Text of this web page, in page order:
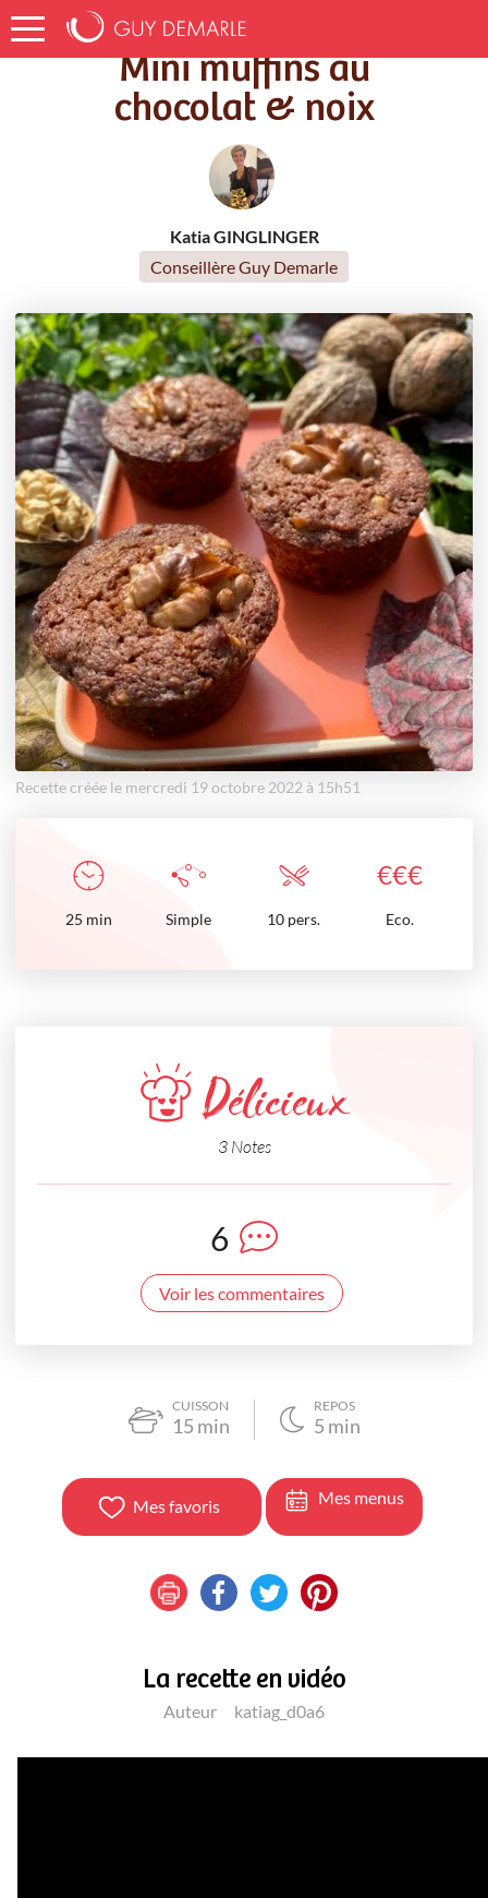
Accueil Recettes Mini muffins au chocolat & noix
Mini muffins au
chocolat & noix
Katia GINGLINGER
Conseillère Guy Demarle
Recette créée le mercredi 19 octobre 2022 à 15h51
€€€
25 min Simple 10 pers. Eco.
Délicieux
3 Notes
6
Voir les commentaires
CUISSON
15 min
REPOS
5 min
Mes favoris Mes menus
La recette en vidéo
Auteur katiag_d0a6